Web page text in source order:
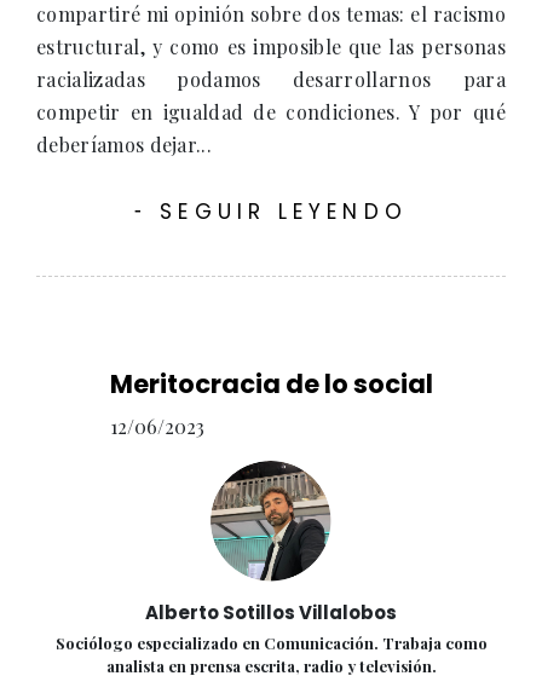
compartiré mi opinión sobre dos temas: el racismo
estructural, y como es imposible que las personas
racializadas podamos desarrollarnos para
competir en igualdad de condiciones. Y por qué
deberíamos dejar...
- SEGUIR LEYENDO
Meritocracia de lo social
12/06/2023
Alberto Sotillos Villalobos
Sociólogo especializado en Comunicación. Trabaja como
analista en prensa escrita, radio y televisión.